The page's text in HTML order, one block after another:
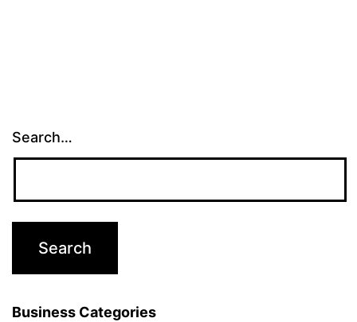
Search…
Business Categories